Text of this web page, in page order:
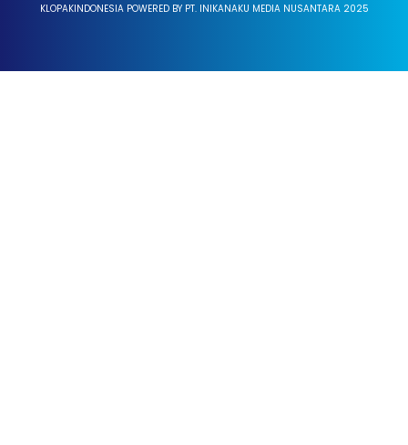
KLOPAKINDONESIA POWERED BY PT. INIKANAKU MEDIA NUSANTARA 2025